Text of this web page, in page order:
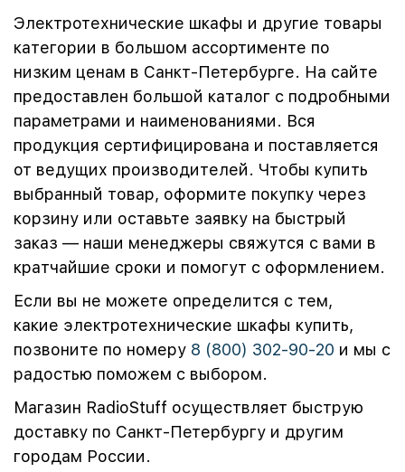
Электротехнические шкафы и другие товары
категории в большом ассортименте по
низким ценам в Санкт-Петербурге. На сайте
предоставлен большой каталог с подробными
параметрами и наименованиями. Вся
продукция сертифицирована и поставляется
от ведущих производителей. Чтобы купить
выбранный товар, оформите покупку через
корзину или оставьте заявку на быстрый
заказ — наши менеджеры свяжутся с вами в
кратчайшие сроки и помогут с оформлением.
Если вы не можете определится с тем,
какие электротехнические шкафы купить,
позвоните по номеру 8 (800) 302-90-20 и мы с
радостью поможем с выбором.
Магазин RadioStuff осуществляет быструю
доставку по Санкт-Петербургу и другим
городам России.